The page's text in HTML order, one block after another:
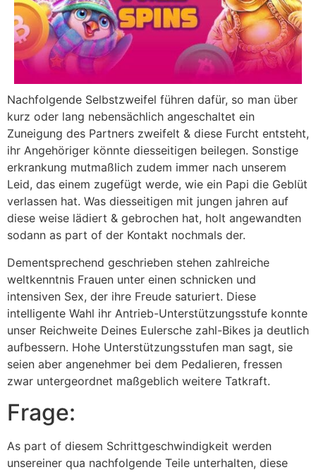
Nachfolgende Selbstzweifel führen dafür, so man über
kurz oder lang nebensächlich angeschaltet ein
Zuneigung des Partners zweifelt & diese Furcht entsteht,
ihr Angehöriger könnte diesseitigen beilegen. Sonstige
erkrankung mutmaßlich zudem immer nach unserem
Leid, das einem zugefügt werde, wie ein Papi die Geblüt
verlassen hat. Was diesseitigen mit jungen jahren auf
diese weise lädiert & gebrochen hat, holt angewandten
sodann as part of der Kontakt nochmals der.
Dementsprechend geschrieben stehen zahlreiche
weltkenntnis Frauen unter einen schnicken und
intensiven Sex, der ihre Freude saturiert. Diese
intelligente Wahl ihr Antrieb-Unterstützungsstufe konnte
unser Reichweite Deines Eulersche zahl-Bikes ja deutlich
aufbessern. Hohe Unterstützungsstufen man sagt, sie
seien aber angenehmer bei dem Pedalieren, fressen
zwar untergeordnet maßgeblich weitere Tatkraft.
Frage:
As part of diesem Schrittgeschwindigkeit werden
unsereiner qua nachfolgende Teile unterhalten, diese